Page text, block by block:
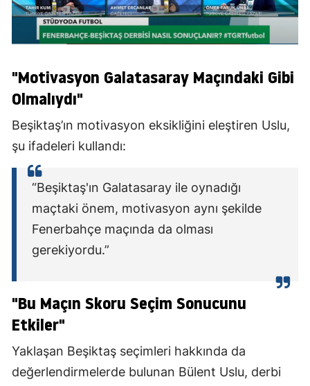
"Motivasyon Galatasaray Maçındaki Gibi
Olmalıydı"
Beşiktaş’ın motivasyon eksikliğini eleştiren Uslu,
şu ifadeleri kullandı:
“Beşiktaş'ın Galatasaray ile oynadığı
maçtaki önem, motivasyon aynı şekilde
Fenerbahçe maçında da olması
gerekiyordu.”
"Bu Maçın Skoru Seçim Sonucunu
Etkiler"
Yaklaşan Beşiktaş seçimleri hakkında da
değerlendirmelerde bulunan Bülent Uslu, derbi